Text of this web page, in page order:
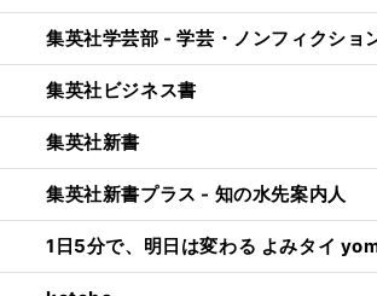
集英社学芸部 - 学芸・ノンフィクショ
集英社ビジネス書
集英社新書
集英社新書プラス - 知の水先案内人
1日5分で、明日は変わる よみタイ